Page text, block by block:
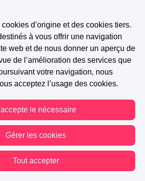
pas dans un autre lit que le
échouent sur ses lèvres. Comme
pouvait plus réprimer, Parker
de son corps réveille la
temps :
inférieure tandis que son regard
a le don de me mettre à
d’origine et des cookies tiers.
à vous offrir une navigation
web et de nous donner un aperçu de
de l’amélioration des services que
votre navigation, nous
acceptez l’usage des cookies.
le nécessaire
Gérer les cookies
Tout accepter